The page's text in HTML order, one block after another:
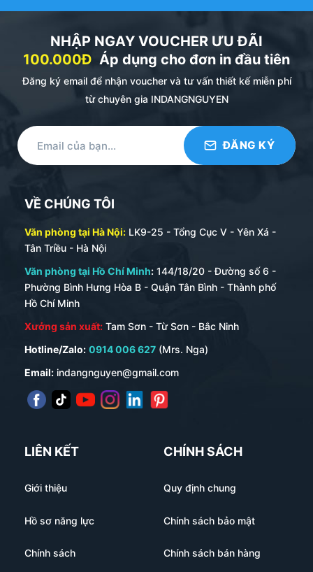
NHẬP NGAY VOUCHER ƯU ĐÃI
100.000Đ Áp dụng cho đơn in đầu tiên
Đăng ký email để nhận voucher và tư vấn thiết kế miễn phí
từ chuyên gia INDANGNGUYEN
VỀ CHÚNG TÔI
Văn phòng tại Hà Nội: LK9-25 - Tổng Cục V - Yên Xá -
Tân Triều - Hà Nội
Văn phòng tại Hồ Chí Minh: 144/18/20 - Đường số 6 -
Phường Bình Hưng Hòa B - Quận Tân Bình - Thành phố
Hồ Chí Minh
Xưởng sản xuất: Tam Sơn - Từ Sơn - Bắc Ninh
Hotline/Zalo: 0914 006 627 (Mrs. Nga)
Email: indangnguyen@gmail.com
LIÊN KẾT
Giới thiệu
Hồ sơ năng lực
Chính sách
CHÍNH SÁCH
Quy định chung
Chính sách bảo mật
Chính sách bán hàng